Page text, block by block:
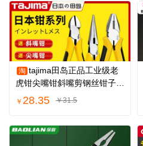
淘 tajima田岛正品工业级老
虎钳尖嘴钳斜嘴剪钢丝钳子电
工专用高硬度
￥ 28.35 ￥31.5